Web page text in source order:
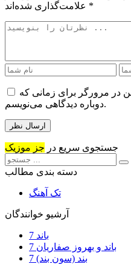
*
در مرورگر برای زمانی که
دوباره دیدگاهی می‌نویسم.
جستجوی سریع در جز موزیک
دسته بندی مطالب
تک آهنگ
آرشیو خوانندگان
7 باند
7 باند و بهروز صفاریان
7 بند (سون بند)